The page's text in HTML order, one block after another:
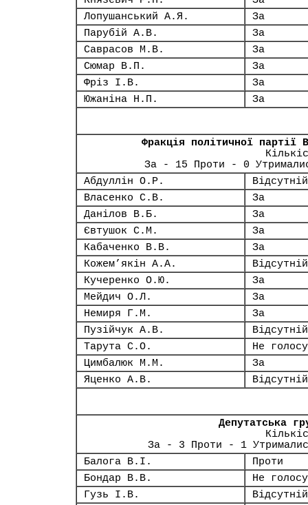
Лопушанський А.Я.
За
Парубій А.В.
За
Саврасов М.В.
За
Сюмар В.П.
За
Фріз І.В.
За
Южаніна Н.П.
За
Фракція політичної партії
За - 15 Проти - 0
Абдуллін О.Р.
Відсутній
Власенко С.В.
За
Данілов В.Б.
За
Євтушок С.М.
За
Кабаченко В.В.
За
Кожем’якін А.А.
Відсутній
Кучеренко О.Ю.
За
Мейдич О.Л.
За
Немиря Г.М.
За
Пузійчук А.В.
Відсутній
Тарута С.О.
Не
Цимбалюк М.М.
За
Яценко А.В.
Відсутній
Депутатська
За - 3 Проти - 1
Балога В.І.
Проти
Бондар В.В.
Не
Гузь І.В.
Відсутній